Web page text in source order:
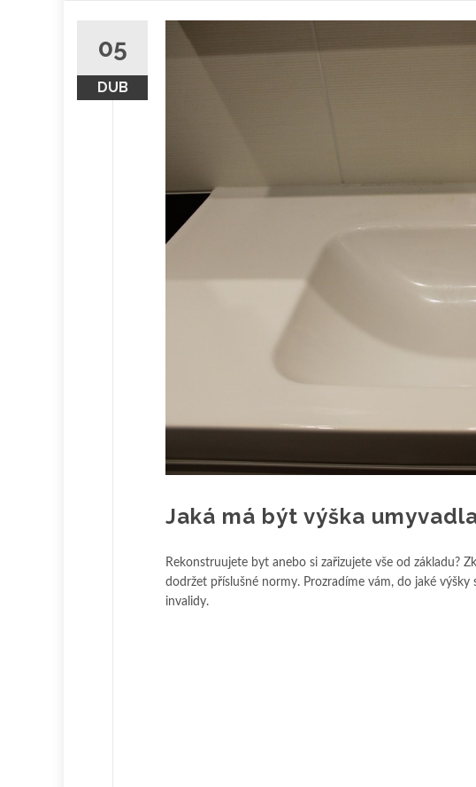
05
DUB
Jaká má být výška
Rekonstruujete byt anebo si zařizujete vše od základu?
dodržet příslušné normy. Prozradíme vám, do jaké
invalidy.